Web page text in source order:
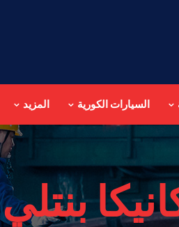
السيارات الكورية المزيد